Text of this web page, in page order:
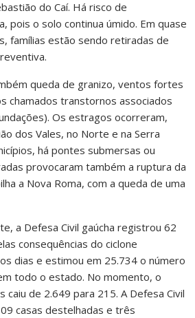
do Caí. Há risco de
pois o solo continua úmido. Em quase
famílias estão sendo retiradas de
queda de granizo, ventos fortes
chamados transtornos associados
Os estragos ocorreram,
dos Vales, no Norte e na Serra
há pontes submersas ou
provocaram também a ruptura da
a Nova Roma, com a queda de uma
a Defesa Civil gaúcha registrou 62
consequências do ciclone
dias e estimou em 25.734 o número
todo o estado. No momento, o
caiu de 2.649 para 215. A Defesa Civil
casas destelhadas e três